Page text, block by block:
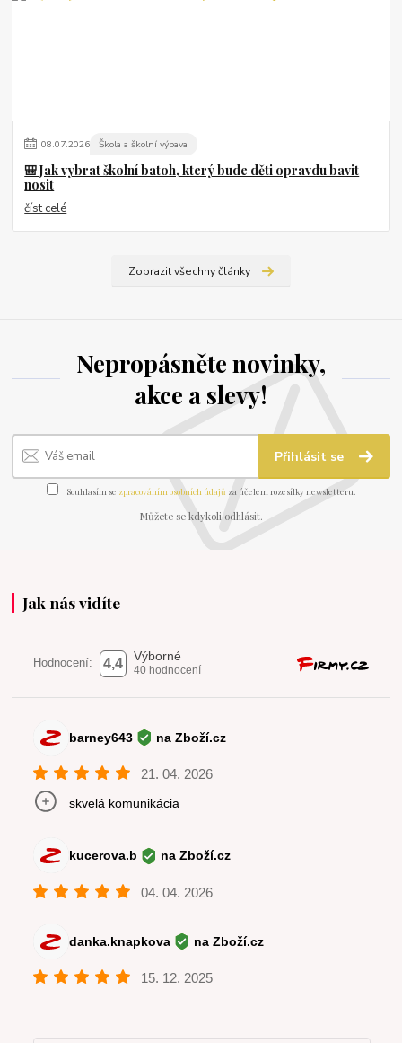
08.07.2026 Škola a školní výbava
🎒 Jak vybrat školní batoh, který bude děti opravdu bavit
nosit
číst celé
Zobrazit všechny články
Nepropásněte novinky,
akce a slevy!
Přihlásit se
Souhlasím se zpracováním osobních údajů za účelem rozesílky newsletteru.
Můžete se kdykoli odhlásit.
Jak nás vidíte